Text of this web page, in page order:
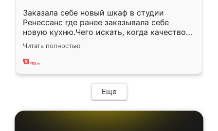
Заказала себе новый шкаф в студии
Ренессанс где ранее заказывала себе
новую кухню.Чего искать, когда качеством
вполне довольна. Служит кухня уже почти
два года, нареканий нет.
Читать полностью
Еще